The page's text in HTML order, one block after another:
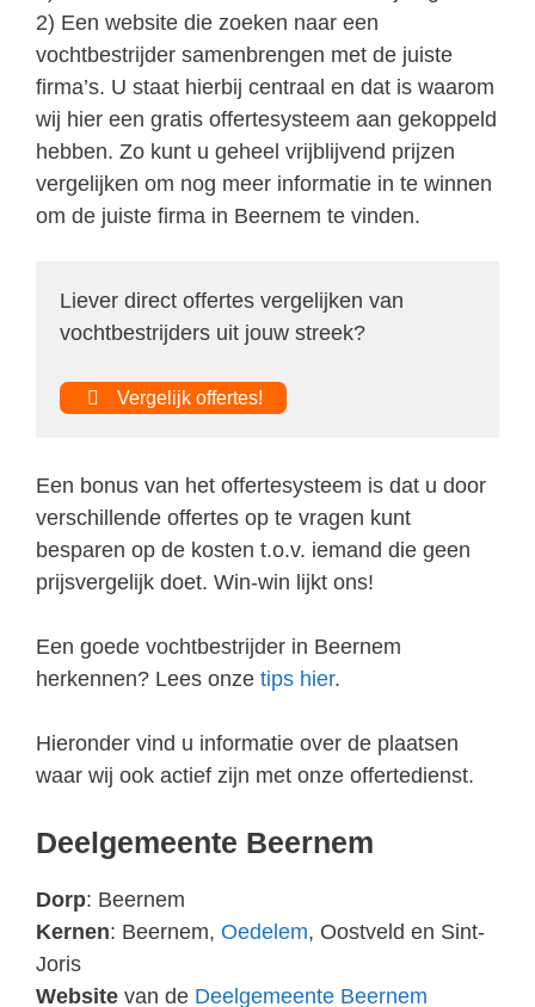
2) Een website die zoeken naar een
vochtbestrijder samenbrengen met de juiste
firma’s. U staat hierbij centraal en dat is waarom
wij hier een gratis offertesysteem aan gekoppeld
hebben. Zo kunt u geheel vrijblijvend prijzen
vergelijken om nog meer informatie in te winnen
om de juiste firma in Beernem te vinden.
Liever direct offertes vergelijken van
vochtbestrijders uit jouw streek?
Vergelijk offertes!
Een bonus van het offertesysteem is dat u door
verschillende offertes op te vragen kunt
besparen op de kosten t.o.v. iemand die geen
prijsvergelijk doet. Win-win lijkt ons!
Een goede vochtbestrijder in Beernem
herkennen? Lees onze tips hier.
Hieronder vind u informatie over de plaatsen
waar wij ook actief zijn met onze offertedienst.
Deelgemeente Beernem
Dorp: Beernem
Kernen: Beernem, Oedelem, Oostveld en Sint-
Joris
Website van de Deelgemeente Beernem